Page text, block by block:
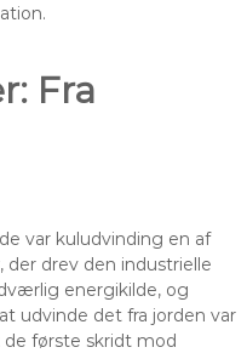
Fra
var kuludvinding en af
drev den industrielle
energikilde, og
udvinde det fra jorden var
første skridt mod